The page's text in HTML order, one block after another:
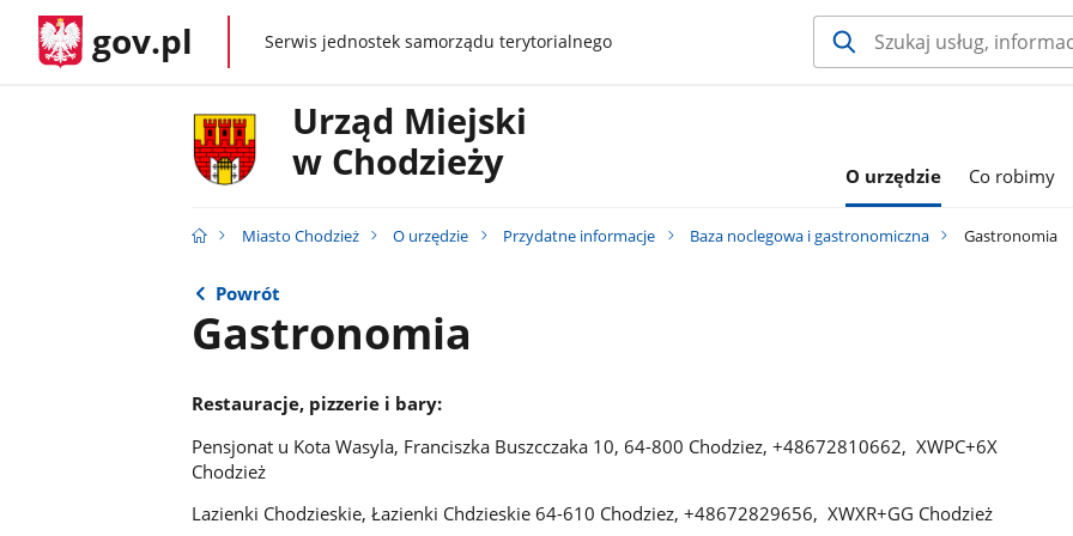
gov.pl gov.plSerwis jednostek samorządu terytorialnego
Urząd Miejski
w Chodzieży
O urzędzie Co robimy
Miasto Chodzież O urzędzie Przydatne informacje Baza noclegowa i gastronomiczna Gastronomia
Powrót
Gastronomia
Restauracje, pizzerie i bary:
Pensjonat u Kota Wasyla, Franciszka Buszcczaka 10, 64-800 Chodziez, +48672810662, XWPC+6X
Chodzież
Lazienki Chodzieskie, Łazienki Chdzieskie 64-610 Chodziez, +48672829656, XWXR+GG Chodzież